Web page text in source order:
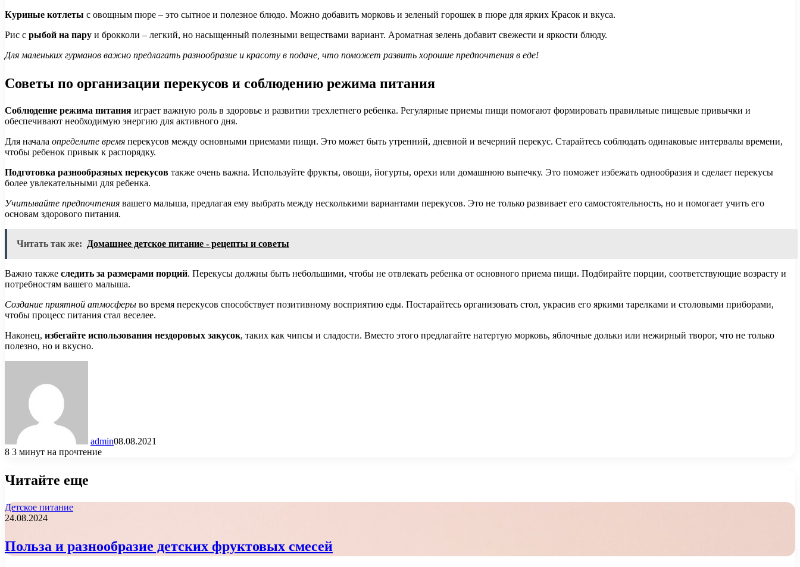
Куриные котлеты с овощным пюре – это сытное и полезное блюдо. Можно добавить морковь и зеленый горошек в пюре для ярких Красок и вкуса.
Рис с рыбой на пару и брокколи – легкий, но насыщенный полезными веществами вариант. Ароматная зелень добавит свежести и яркости блюду.
Для маленьких гурманов важно предлагать разнообразие и красоту в подаче, что поможет развить хорошие предпочтения в еде!
Советы по организации перекусов и соблюдению режима питания
Соблюдение режима питания играет важную роль в здоровье и развитии трехлетнего ребенка. Регулярные приемы пищи помогают формировать правильные пищевые привычки и
обеспечивают необходимую энергию для активного дня.
Для начала определите время перекусов между основными приемами пищи. Это может быть утренний, дневной и вечерний перекус. Старайтесь соблюдать одинаковые интервалы времени,
чтобы ребенок привык к распорядку.
Подготовка разнообразных перекусов также очень важна. Используйте фрукты, овощи, йогурты, орехи или домашнюю выпечку. Это поможет избежать однообразия и сделает перекусы
более увлекательными для ребенка.
Учитывайте предпочтения вашего малыша, предлагая ему выбрать между несколькими вариантами перекусов. Это не только развивает его самостоятельность, но и помогает учить его
основам здорового питания.
Читать так же: Домашнее детское питание - рецепты и советы
Важно также следить за размерами порций. Перекусы должны быть небольшими, чтобы не отвлекать ребенка от основного приема пищи. Подбирайте порции, соответствующие возрасту и
потребностям вашего малыша.
Создание приятной атмосферы во время перекусов способствует позитивному восприятию еды. Постарайтесь организовать стол, украсив его яркими тарелками и столовыми приборами,
чтобы процесс питания стал веселее.
Наконец, избегайте использования нездоровых закусок, таких как чипсы и сладости. Вместо этого предлагайте натертую морковь, яблочные дольки или нежирный творог, что не только
полезно, но и вкусно.
admin08.08.2021
8 3 минут на прочтение
Читайте еще
Детское питание
24.08.2024
Польза и разнообразие детских фруктовых смесей